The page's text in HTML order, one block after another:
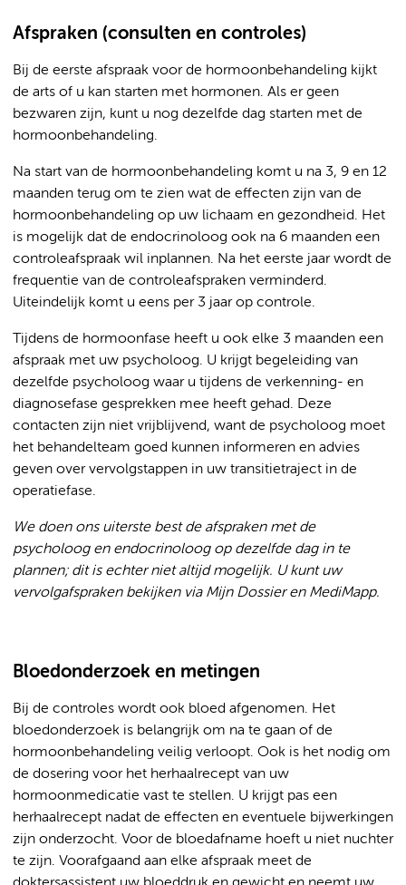
Afspraken (consulten en controles)
Bij de eerste afspraak voor de hormoonbehandeling kijkt
de arts of u kan starten met hormonen. Als er geen
bezwaren zijn, kunt u nog dezelfde dag starten met de
hormoonbehandeling.
Na start van de hormoonbehandeling komt u na 3, 9 en 12
maanden terug om te zien wat de effecten zijn van de
hormoonbehandeling op uw lichaam en gezondheid. Het
is mogelijk dat de endocrinoloog ook na 6 maanden een
controleafspraak wil inplannen. Na het eerste jaar wordt de
frequentie van de controleafspraken verminderd.
Uiteindelijk komt u eens per 3 jaar op controle.
Tijdens de hormoonfase heeft u ook elke 3 maanden een
afspraak met uw psycholoog. U krijgt begeleiding van
dezelfde psycholoog waar u tijdens de verkenning- en
diagnosefase gesprekken mee heeft gehad. Deze
contacten zijn niet vrijblijvend, want de psycholoog moet
het behandelteam goed kunnen informeren en advies
geven over vervolgstappen in uw transitietraject in de
operatiefase.
We doen ons uiterste best de afspraken met de
psycholoog en endocrinoloog op dezelfde dag in te
plannen; dit is echter niet altijd mogelijk. U kunt uw
vervolgafspraken bekijken via Mijn Dossier en MediMapp.
Bloedonderzoek en metingen
Bij de controles wordt ook bloed afgenomen. Het
bloedonderzoek is belangrijk om na te gaan of de
hormoonbehandeling veilig verloopt. Ook is het nodig om
de dosering voor het herhaalrecept van uw
hormoonmedicatie vast te stellen. U krijgt pas een
herhaalrecept nadat de effecten en eventuele bijwerkingen
zijn onderzocht. Voor de bloedafname hoeft u niet nuchter
te zijn. Voorafgaand aan elke afspraak meet de